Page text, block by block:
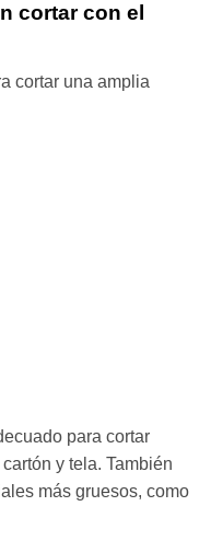
cortar con el
cortar una amplia
para cortar
y tela. También
más gruesos, como